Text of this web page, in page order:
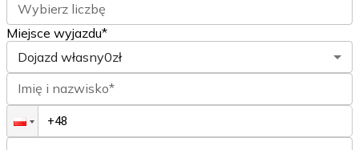
Wybierz liczbę
Miejsce wyjazdu*
Dojazd własny0zł
Imię i nazwisko*